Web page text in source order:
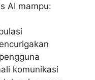
AI mampu:
komunikasi